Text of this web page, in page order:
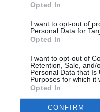
Opted In
I want to opt-out of
Personal Data for
Opted In
I want to opt-out of
Retention, Sale, and/
Personal Data that Is
Purposes for which it
Opted In
CONFIRM
Syyskuun
10 vuoden
Mikä on Bostonin
Vuosi
Vuorokauden
keskilämpötila